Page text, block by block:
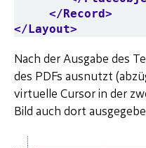
</Record>
</Layout>
Nach der Ausgabe des
des PDFs ausnutzt
virtuelle Cursor in der
Bild auch dort